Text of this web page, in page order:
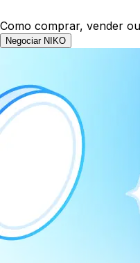
Como comprar, vender
Negociar NIKO